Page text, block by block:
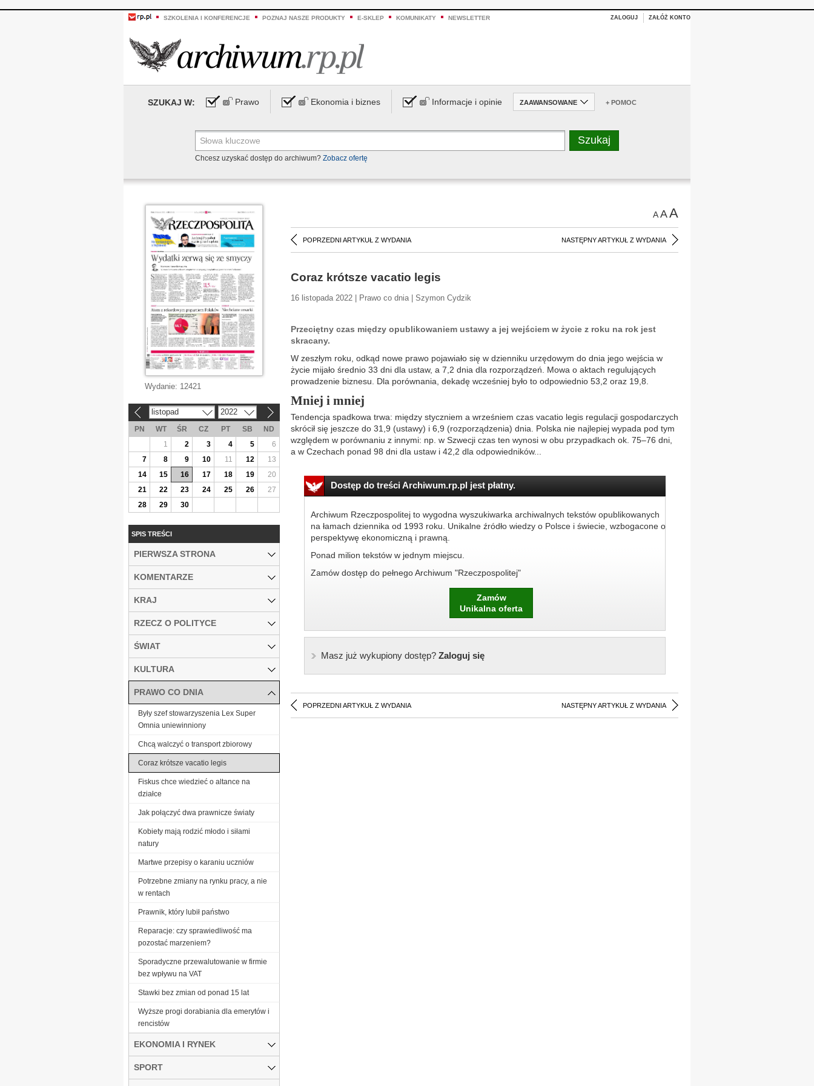
SZKOLENIA I KONFERENCJE POZNAJ NASZE PRODUKTY E-SKLEP KOMUNIKATY NEWSLETTER ZALOGUJ ZAŁÓŻ KONTO
SZUKAJ W: Prawo Ekonomia i biznes Informacje i opinie ZAAWANSOWANE + POMOC
Chcesz uzyskać dostęp do archiwum? Zobacz ofertę
AAA
POPRZEDNI ARTYKUŁ Z WYDANIA NASTĘPNY ARTYKUŁ Z WYDANIA
Coraz krótsze vacatio legis
16 listopada 2022 | Prawo co dnia | Szymon Cydzik
Przeciętny czas między opublikowaniem ustawy a jej wejściem w życie z roku na rok jest
skracany.
W zeszłym roku, odkąd nowe prawo pojawiało się w dzienniku urzędowym do dnia jego wejścia w
życie mijało średnio 33 dni dla ustaw, a 7,2 dnia dla rozporządzeń. Mowa o aktach regulujących
prowadzenie biznesu. Dla porównania, dekadę wcześniej było to odpowiednio 53,2 oraz 19,8.
Mniej i mniej
Tendencja spadkowa trwa: między styczniem a wrześniem czas vacatio legis regulacji gospodarczych
skrócił się jeszcze do 31,9 (ustawy) i 6,9 (rozporządzenia) dnia. Polska nie najlepiej wypada pod tym
względem w porównaniu z innymi: np. w Szwecji czas ten wynosi w obu przypadkach ok. 75–76 dni,
a w Czechach ponad 98 dni dla ustaw i 42,2 dla odpowiedników...
Dostęp do treści Archiwum.rp.pl jest płatny.
Archiwum Rzeczpospolitej to wygodna wyszukiwarka archiwalnych tekstów opublikowanych
na łamach dziennika od 1993 roku. Unikalne źródło wiedzy o Polsce i świecie, wzbogacone o
perspektywę ekonomiczną i prawną.
Ponad milion tekstów w jednym miejscu.
Zamów dostęp do pełnego Archiwum "Rzeczpospolitej"
Zamów
Unikalna oferta
Masz już wykupiony dostęp?Zaloguj się
POPRZEDNI ARTYKUŁ Z WYDANIA NASTĘPNY ARTYKUŁ Z WYDANIA
Wydanie: 12421
listopad 2022
PN WT ŚR CZ PT SB
ND
1
2 3 4 5
6
7
8 9 10 11 12
13
14
15 16 17 18 19
20
21
22 23 24 25 26
27
28
29 30
SPIS TREŚCI
PIERWSZA STRONA
KOMENTARZE
KRAJ
RZECZ O POLITYCE
ŚWIAT
KULTURA
PRAWO CO DNIA
Były szef stowarzyszenia Lex Super
Omnia uniewinniony
Chcą walczyć o transport zbiorowy
Coraz krótsze vacatio legis
Fiskus chce wiedzieć o altance na
działce
Jak połączyć dwa prawnicze światy
Kobiety mają rodzić młodo i siłami
natury
Martwe przepisy o karaniu uczniów
Potrzebne zmiany na rynku pracy, a nie
w rentach
Prawnik, który lubił państwo
Reparacje: czy sprawiedliwość ma
pozostać marzeniem?
Sporadyczne przewalutowanie w firmie
bez wpływu na VAT
Stawki bez zmian od ponad 15 lat
Wyższe progi dorabiania dla emerytów i
rencistów
EKONOMIA I RYNEK
SPORT